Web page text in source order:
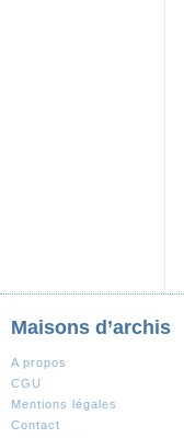
Maisons d’archis
A propos
CGU
Mentions légales
Contact